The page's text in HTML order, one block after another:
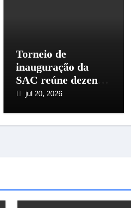
Torneio de
inauguração da
SAC reúne dezenas
de criadores em
jul 20, 2026